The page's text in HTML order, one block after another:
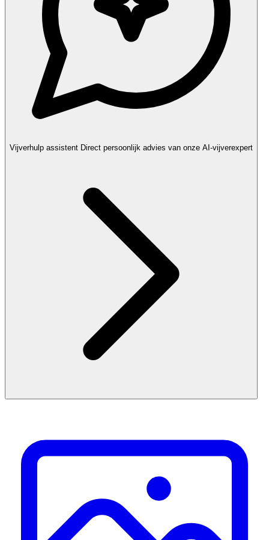
Vijverhulp assistent Direct persoonlijk advies van onze AI-vijverexpert